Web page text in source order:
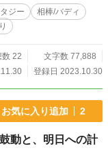
素材使用) 全35話。
ジー
相棒/バディ
数 22
文字数 77,888
登録日 2023.10.30
お気に入り追加 2
動と、明日への計